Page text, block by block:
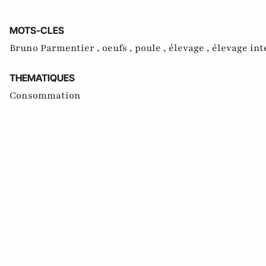
MOTS-CLES
Bruno Parmentier , oeufs , poule , élevage , élevage
THEMATIQUES
Consommation